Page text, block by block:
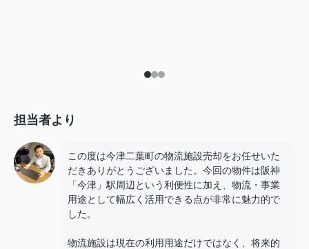
担当者より
この度は今津二葉町の物流施設売却をお任せいた
だきありがとうございました。今回の物件は阪神
「今津」駅周辺という利便性に加え、物流・事業
用途として幅広く活用できる点が非常に魅力的で
した。
物流施設は現在の利用用途だけではなく、将来的